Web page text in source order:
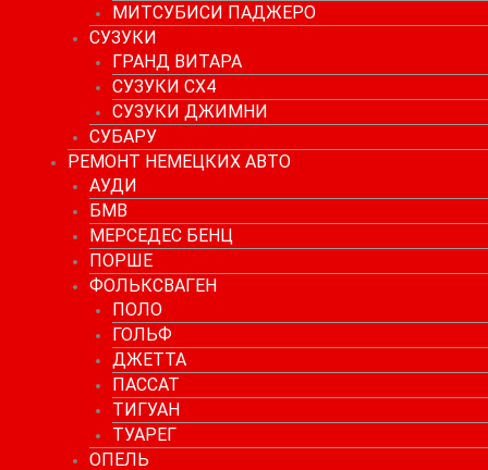
МИТСУБИСИ ПАДЖЕРО
СУЗУКИ
ГРАНД ВИТАРА
СУЗУКИ СХ4
СУЗУКИ ДЖИМНИ
СУБАРУ
РЕМОНТ НЕМЕЦКИХ АВТО
АУДИ
БМВ
МЕРСЕДЕС БЕНЦ
ПОРШЕ
ФОЛЬКСВАГЕН
ПОЛО
ГОЛЬФ
ДЖЕТТА
ПАССАТ
ТИГУАН
ТУАРЕГ
ОПЕЛЬ